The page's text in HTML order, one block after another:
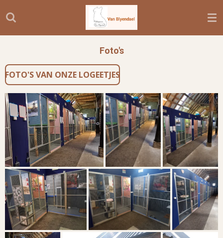
direct
naar
Foto's
FOTO'S VAN ONZE LOGEETJES